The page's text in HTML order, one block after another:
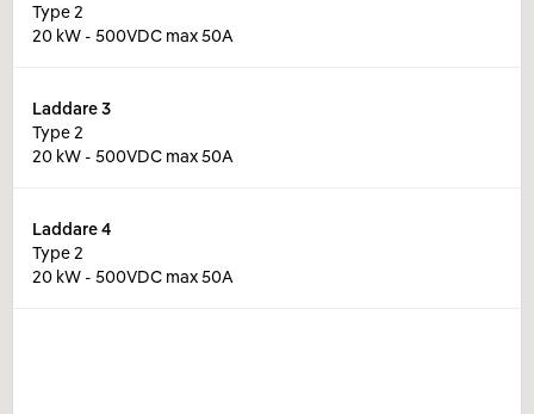
Type 2
20 kW - 500VDC max 50A
Laddare3
Type 2
20 kW - 500VDC max 50A
Laddare4
Type 2
20 kW - 500VDC max 50A